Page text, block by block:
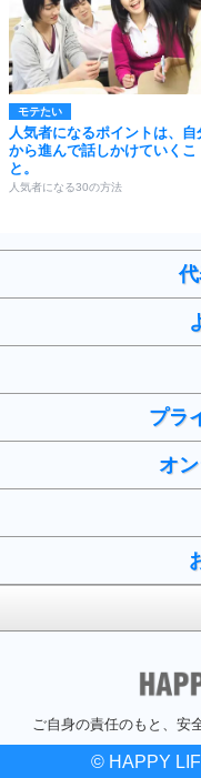
モテたい
人気者になるポイントは、自
から進んで話しかけていくこ
と。
人気者になる30の方法
プラ
オ
ご自身の責任のもと、安
© HAPPY